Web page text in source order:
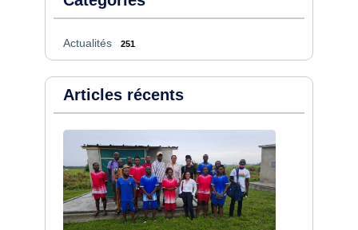
Actualités 251
Articles récents